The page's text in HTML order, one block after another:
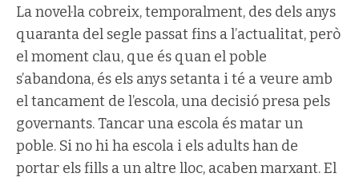
La novel·la cobreix, temporalment, des dels anys
quaranta del segle passat fins a l’actualitat, però
el moment clau, que és quan el poble
s’abandona, és els anys setanta i té a veure amb
el tancament de l’escola, una decisió presa pels
governants. Tancar una escola és matar un
poble. Si no hi ha escola i els adults han de
portar els fills a un altre lloc, acaben marxant. El